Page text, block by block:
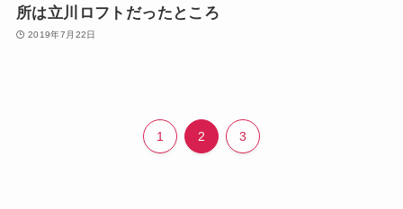
所は立川ロフトだったところ
2019年7月22日
1 2 3